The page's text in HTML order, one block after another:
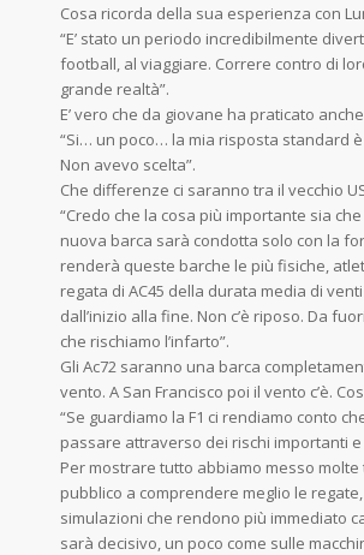
Cosa ricorda della sua esperienza con
“E’ stato un periodo incredibilmente
football, al viaggiare. Correre contro di
grande realtà”.
E’ vero che da giovane ha praticato
“Si… un poco… la mia risposta standard
Non avevo scelta”.
Che differenze ci saranno tra il vecchio
“Credo che la cosa più importante sia
nuova barca sarà condotta solo con la
renderà queste barche le più fisiche,
regata di AC45 della durata media di
dall’inizio alla fine. Non c’è riposo. Da
che rischiamo l’infarto”.
Gli Ac72 saranno una barca
vento. A San Francisco poi il vento c’è.
“Se guardiamo la F1 ci rendiamo conto
passare attraverso dei rischi importanti
Per mostrare tutto abbiamo messo
pubblico a comprendere meglio le
simulazioni che rendono più immediato
sarà decisivo, un poco come sulle